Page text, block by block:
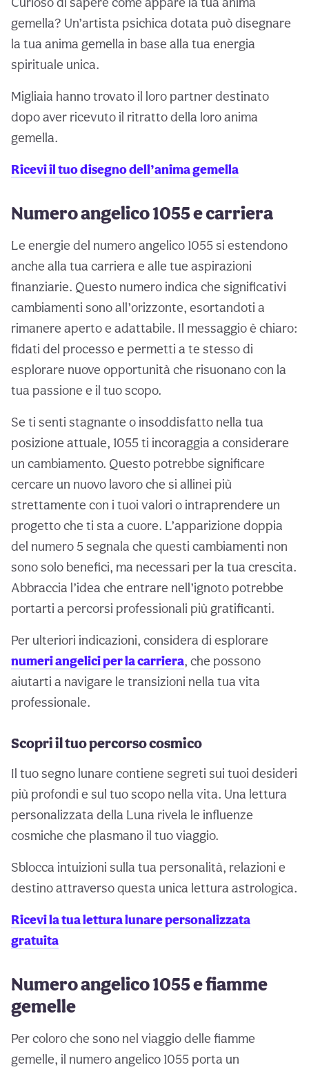
gemella? Un’artista psichica dotata può disegnare
la tua anima gemella in base alla tua energia
spirituale unica.
Migliaia hanno trovato il loro partner destinato
dopo aver ricevuto il ritratto della loro anima
gemella.
Ricevi il tuo disegno dell’anima gemella
Numero angelico 1055 e carriera
Le energie del numero angelico 1055 si estendono
anche alla tua carriera e alle tue aspirazioni
finanziarie. Questo numero indica che significativi
cambiamenti sono all’orizzonte, esortandoti a
rimanere aperto e adattabile. Il messaggio è chiaro:
fidati del processo e permetti a te stesso di
esplorare nuove opportunità che risuonano con la
tua passione e il tuo scopo.
Se ti senti stagnante o insoddisfatto nella tua
posizione attuale, 1055 ti incoraggia a considerare
un cambiamento. Questo potrebbe significare
cercare un nuovo lavoro che si allinei più
strettamente con i tuoi valori o intraprendere un
progetto che ti sta a cuore. L’apparizione doppia
del numero 5 segnala che questi cambiamenti non
sono solo benefici, ma necessari per la tua crescita.
Abbraccia l’idea che entrare nell’ignoto potrebbe
portarti a percorsi professionali più gratificanti.
Per ulteriori indicazioni, considera di esplorare
numeri angelici per la carriera, che possono
aiutarti a navigare le transizioni nella tua vita
professionale.
Scopri il tuo percorso cosmico
Il tuo segno lunare contiene segreti sui tuoi desideri
più profondi e sul tuo scopo nella vita. Una lettura
personalizzata della Luna rivela le influenze
cosmiche che plasmano il tuo viaggio.
Sblocca intuizioni sulla tua personalità, relazioni e
destino attraverso questa unica lettura astrologica.
Ricevi la tua lettura lunare personalizzata
gratuita
Numero angelico 1055 e fiamme
gemelle
Per coloro che sono nel viaggio delle fiamme
gemelle, il numero angelico 1055 porta un